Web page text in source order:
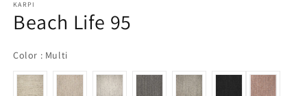
KARPI
Beach Life 95
Color : MultiColor